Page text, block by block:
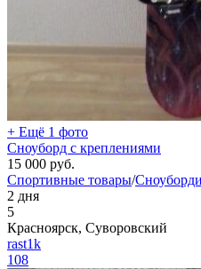
+ Ещё 1 фото
Сноуборд с креплениями
15 000 руб.
Спортивные товары/
2 дня
5
Красноярск, Суворовский
rast1k
108